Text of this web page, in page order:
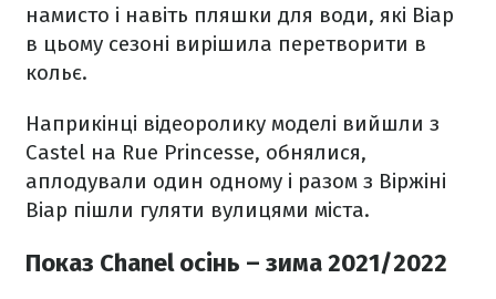
намисто і навіть пляшки для води, які Віар
в цьому сезоні вирішила перетворити в
кольє.
Наприкінці відеоролику моделі вийшли з
Castel на Rue Princesse, обнялися,
аплодували один одному і разом з Віржіні
Віар пішли гуляти вулицями міста.
Показ Chanel осінь – зима 2021/2022